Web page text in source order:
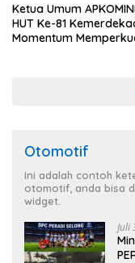
Ketua Umum
HUT Ke-81
Momentum
Otomotif
Ini adalah contoh
otomotif, anda bisa
widget.
Juli